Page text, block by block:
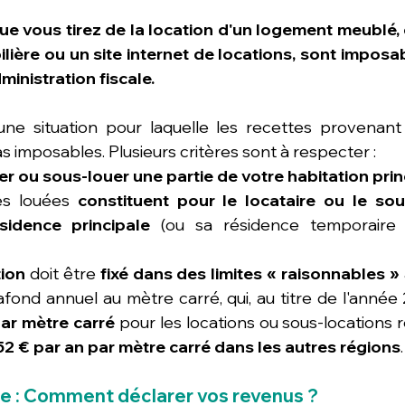
vous tirez de la location d'un logement
ou un site internet de locations, sont
fiscale.
situation pour laquelle les recettes
imposables. Plusieurs critères sont à respecter :
ou sous-louer une partie de votre habitation
louées constituent pour le locataire ou le
principale (ou sa résidence
doit être fixé dans des limites « raisonnables »
mètre carré pour les locations ou sous-locations
€ par an par mètre carré dans les autres régions
: Comment déclarer vos revenus ?